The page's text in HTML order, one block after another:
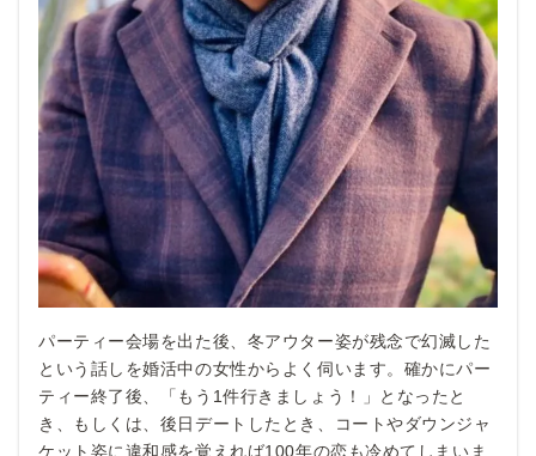
パーティー会場を出た後、冬アウター姿が残念で幻滅した
という話しを婚活中の女性からよく伺います。確かにパー
ティー終了後、「もう1件行きましょう！」となったと
き、もしくは、後日デートしたとき、コートやダウンジャ
ケット姿に違和感を覚えれば100年の恋も冷めてしまいま